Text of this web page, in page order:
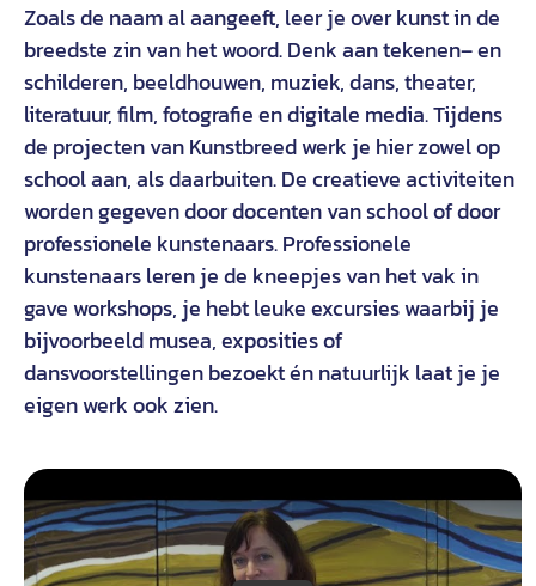
Zoals de naam al aangeeft, leer je over kunst in de
breedste zin van het woord. Denk aan tekenen– en
schilderen, beeldhouwen, muziek, dans, theater,
literatuur, film, fotografie en digitale media.Tijdens
de projecten vanKunstbreedwerk je hierzowel op
schoolaan,als daarbuiten.De creatieve activiteiten
worden gegeven door docenten van school of door
professionele kunstenaars. Professionele
kunstenaars leren je de kneepjes van het vak in
gave workshops, je hebt leuke excursies waarbij je
bijvoorbeeld musea, exposities of
dansvoorstellingen bezoekt én natuurlijk laat je je
eigen werk ook zien.